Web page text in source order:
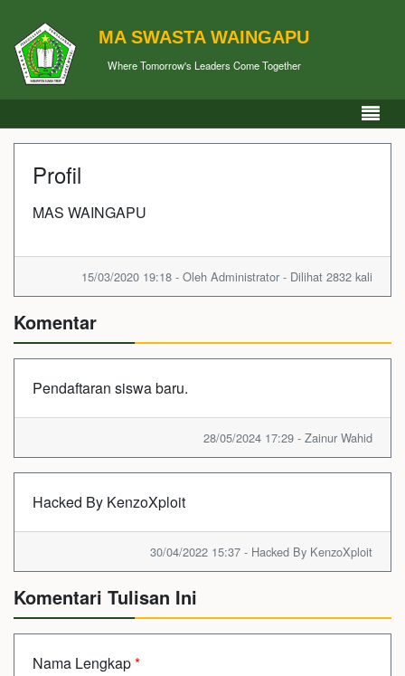
MA SWASTA WAINGAPU
Where Tomorrow's Leaders Come Together
Profil
MAS WAINGAPU
15/03/2020 19:18 - Oleh Administrator - Dilihat 2832 kali
Komentar
Pendaftaran siswa baru.
28/05/2024 17:29 - Zainur Wahid
Hacked By KenzoXploit
30/04/2022 15:37 - Hacked By KenzoXploit
Komentari Tulisan Ini
Nama Lengkap*